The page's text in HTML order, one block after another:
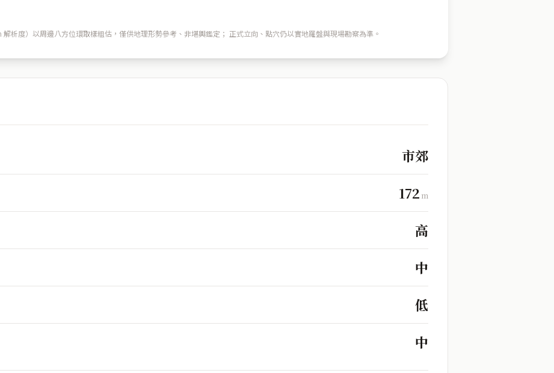
析度）以周邊八方位環取樣粗估，僅供地理形勢參考、非堪輿鑑定； 正式立向、點穴仍以實地羅盤與現場勘察為準。
市郊
172 m
高
中
低
中